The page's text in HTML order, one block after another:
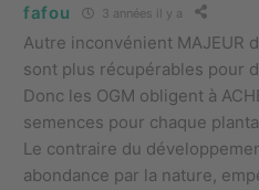
fafou 3 années il y a
Autre inconvénient MAJEUR
sont plus récupérables pour
Donc les OGM obligent à
semences pour chaque
Le contraire du
abondance par la nature,